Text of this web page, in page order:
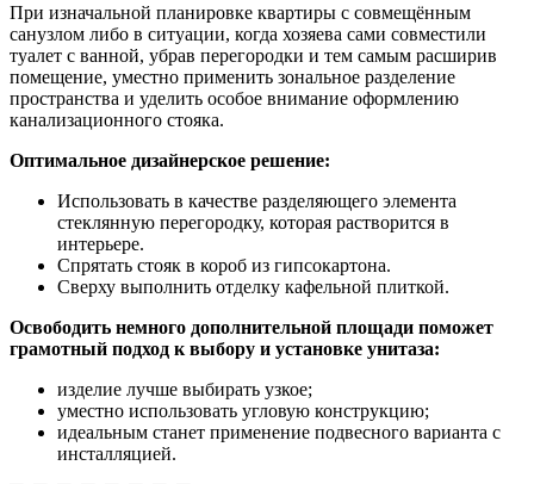
При изначальной планировке квартиры с совмещённым
санузлом либо в ситуации, когда хозяева сами совместили
туалет с ванной, убрав перегородки и тем самым расширив
помещение, уместно применить зональное разделение
пространства и уделить особое внимание оформлению
канализационного стояка.
Оптимальное дизайнерское решение:
Использовать в качестве разделяющего элемента
стеклянную перегородку, которая растворится в
интерьере.
Спрятать стояк в короб из гипсокартона.
Сверху выполнить отделку кафельной плиткой.
Освободить немного дополнительной площади поможет
грамотный подход к выбору и установке унитаза:
изделие лучше выбирать узкое;
уместно использовать угловую конструкцию;
идеальным станет применение подвесного варианта с
инсталляцией.